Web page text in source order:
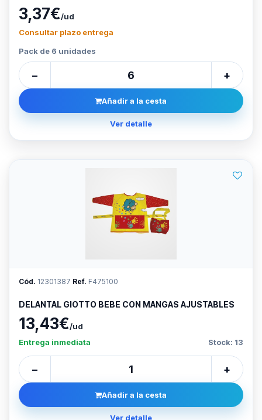
3,37€/ud
Consultar plazo entrega
Pack de 6 unidades
− +
Añadir a la cesta
Ver detalle
Cód. 12301387 Ref. F475100
DELANTAL GIOTTO BEBE CON MANGAS AJUSTABLES
13,43€/ud
Entrega inmediata
Stock: 13
− +
Añadir a la cesta
Ver detalle